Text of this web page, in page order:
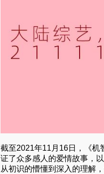
截至2021年11月16日，《机
证了众多感人的爱情故事，
从初识的懵懂到深入的理解